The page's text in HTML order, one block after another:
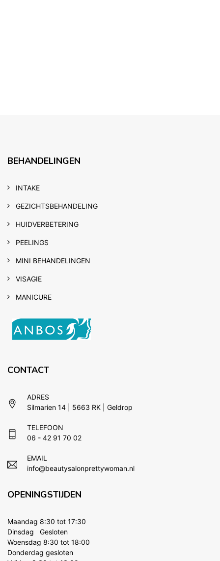
BEHANDELINGEN
INTAKE
GEZICHTSBEHANDELING
HUIDVERBETERING
PEELINGS
MINI BEHANDELINGEN
VISAGIE
MANICURE
CONTACT
ADRES
Silmarien 14 | 5663 RK | Geldrop
TELEFOON
06 - 42 91 70 02
EMAIL
info@beautysalonprettywoman.nl
OPENINGSTIJDEN
Maandag 8:30 tot 17:30
Dinsdag Gesloten
Woensdag 8:30 tot 18:00
Donderdag gesloten